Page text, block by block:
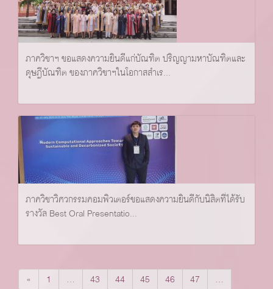
ภาควิชาฯ ขอแสดงความยินดีแก่บัณฑิต ปริญญามหาบัณฑิตและ
ดุษฎีบัณฑิต ของภาควิชาฯในโอกาสสำเร...
ภาควิชาวิศวกรรมคอมพิวเตอร์ขอแสดงความยินดีกับนิสิตที่ได้รับ
รางวัล Best Oral Presentatio...
« 1 … 43 44 45 46 47
…